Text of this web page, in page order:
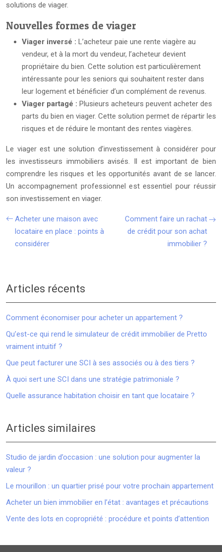
solutions de viager.
Nouvelles formes de viager
Viager inversé : L’acheteur paie une rente viagère au
vendeur, et à la mort du vendeur, l’acheteur devient
propriétaire du bien. Cette solution est particulièrement
intéressante pour les seniors qui souhaitent rester dans
leur logement et bénéficier d’un complément de revenus.
Viager partagé : Plusieurs acheteurs peuvent acheter des
parts du bien en viager. Cette solution permet de répartir les
risques et de réduire le montant des rentes viagères.
Le viager est une solution d’investissement à considérer pour
les investisseurs immobiliers avisés. Il est important de bien
comprendre les risques et les opportunités avant de se lancer.
Un accompagnement professionnel est essentiel pour réussir
son investissement en viager.
Acheter une maison avec
locataire en place : points à
considérer
Comment faire un rachat
de crédit pour son achat
immobilier ?
Articles récents
Comment économiser pour acheter un appartement ?
Qu’est-ce qui rend le simulateur de crédit immobilier de Pretto
vraiment intuitif ?
Que peut facturer une SCI à ses associés ou à des tiers ?
À quoi sert une SCI dans une stratégie patrimoniale ?
Quelle assurance habitation choisir en tant que locataire ?
Articles similaires
Studio de jardin d’occasion : une solution pour augmenter la
valeur ?
Le mourillon : un quartier prisé pour votre prochain appartement
Acheter un bien immobilier en l’état : avantages et précautions
Vente des lots en copropriété : procédure et points d’attention